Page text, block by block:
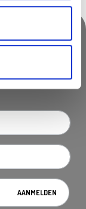
Schrijf
AANMELDEN